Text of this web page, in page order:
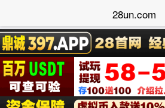
28un.com